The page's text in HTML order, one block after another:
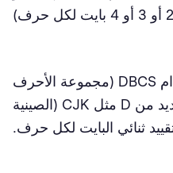
2 أو 3 أو 4 بايت لكل حرف)
قبل Unicode ، تم استخدام DBCS (مجموعة الأحرف
مزدوجة البايت) عادة للعديد من D مثل CJK (الصينية
تقييد ثنائي البايت لكل حرف.